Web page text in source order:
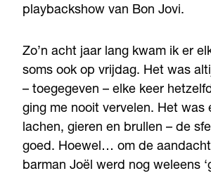
playbackshow van Bon Jovi.
Zo’n acht jaar lang kwam ik er
soms ook op vrijdag. Het was
– toegegeven – elke keer
ging me nooit vervelen. Het was
lachen, gieren en brullen – de
goed. Hoewel… om de
barman Joël werd nog weleens